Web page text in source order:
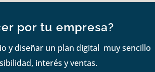
por tu empresa?
y diseñar un plan digital muy sencillo
interés y ventas.